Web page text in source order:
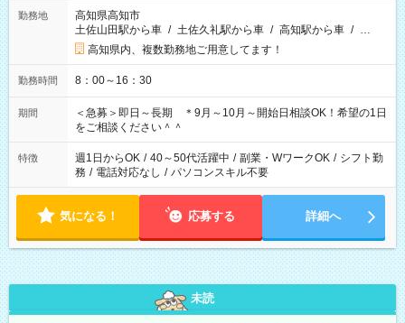
勤務地
高知県高知市
土佐山田駅から車 / 土佐久礼駅から車 / 高知駅から車 / …
高知県内、複数勤務地ご用意してます！
勤務時間 8：00～16：30
期間
＜急募＞即日～長期 ＊9月～10月～開始日相談OK！希望の1日
をご相談ください＾＾
特徴 週1日からOK / 40～50代活躍中 / 副業・WワークOK / シフト勤
務 / 電話対応なし / パソコンスキル不要
気になる！ 応募する 詳細へ
未読